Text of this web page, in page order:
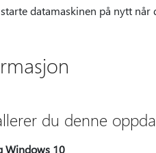
datamaskinen på nytt
du denne
Windows 10